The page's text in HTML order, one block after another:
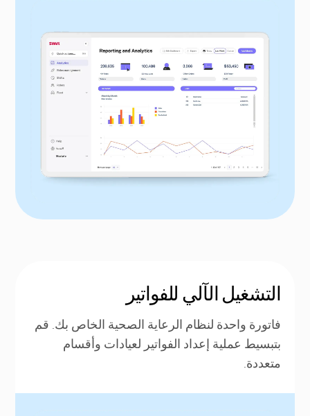
التشغيل الآلي للفواتير
فاتورة واحدة لنظام الرعاية الصحية الخاص بك. قم
بتبسيط عملية إعداد الفواتير لعيادات وأقسام
متعددة.